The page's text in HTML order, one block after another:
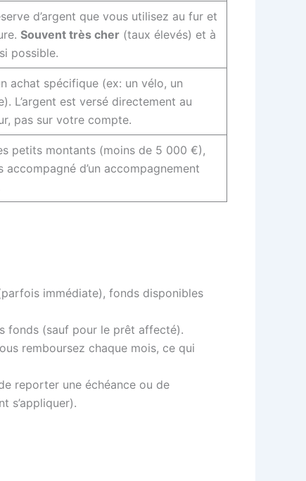
d’argent que vous utilisez au fur et
Souvent très cher (taux élevés) et à
possible.
achat spécifique (ex: un vélo, un
L’argent est versé directement au
pas sur votre compte.
petits montants (moins de 5 000 €),
accompagné d’un accompagnement
immédiate), fonds disponibles
fonds (sauf pour le prêt affecté).
remboursez chaque mois, ce qui
reporter une échéance ou de
s’appliquer).